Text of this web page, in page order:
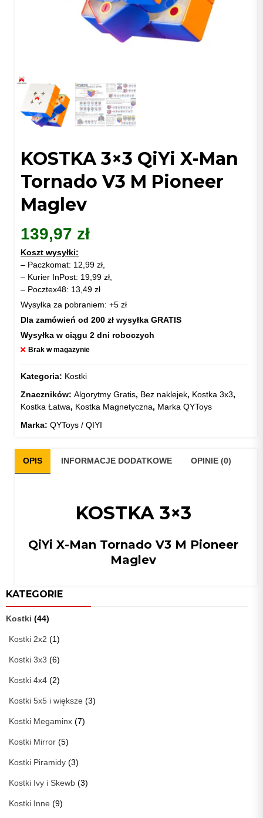
KOSTKA 3×3 QiYi X-Man
Tornado V3 M Pioneer
Maglev
139,97 zł
Koszt wysyłki:
– Paczkomat: 12,99 zł,
– Kurier InPost: 19,99 zł,
– Pocztex48: 13,49 zł
Wysyłka za pobraniem: +5 zł
Dla zamówień od 200 zł wysyłka GRATIS
Wysyłka w ciągu 2 dni roboczych
Brak w magazynie
Kategoria: Kostki
Znaczników: Algorytmy Gratis, Bez naklejek, Kostka 3x3,
Kostka Łatwa, Kostka Magnetyczna, Marka QYToys
Marka: QYToys / QIYI
OPIS INFORMACJE DODATKOWE OPINIE (0)
KOSTKA 3×3
QiYi X-Man Tornado V3 M Pioneer
Maglev
KATEGORIE
Kostki (44)
Kostki 2x2 (1)
Kostki 3x3 (6)
Kostki 4x4 (2)
Kostki 5x5 i większe (3)
Kostki Megaminx (7)
Kostki Mirror (5)
Kostki Piramidy (3)
Kostki Ivy i Skewb (3)
Kostki Inne (9)